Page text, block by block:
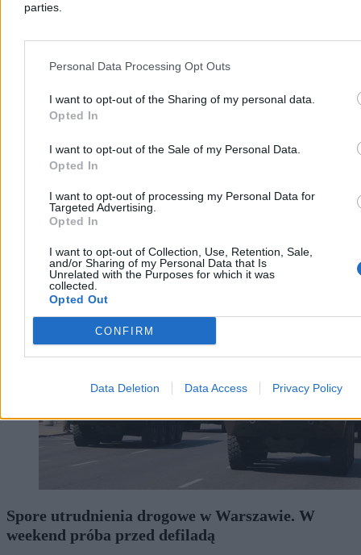
parties.
Personal Data Processing Opt Outs
I want to opt-out of the Sharing of my personal data.
Opted In
I want to opt-out of the Sale of my Personal Data.
Opted In
I want to opt-out of processing my Personal Data for
Targeted Advertising.
Opted In
I want to opt-out of Collection, Use, Retention, Sale,
and/or Sharing of my Personal Data that Is
Unrelated with the Purposes for which it was
collected.
Opted Out
CONFIRM
Data Deletion Data Access Privacy Policy
Dzisiaj 10:22
Kraj
Spore utrudnienia drogowe w Warszawie. W
weekend próba przed defiladą